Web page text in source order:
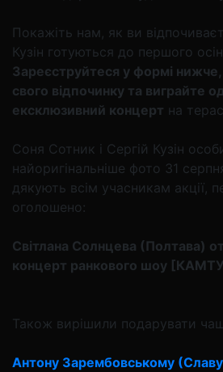
Покажіть нам, як ви
Кузін готуються до першого
Зареєструйтеся у формі
свого відпочинку та виграйте
ексклюзивний концерт на
Соня Сотник і Сергій Кузін
найоригінальніше фото 31
дякують всім учасникам акції,
оголошено:
Світлана Солнцева (Полтава)
концерт ранкового шоу
Також вирішили подарувати
Антону Зарембовському